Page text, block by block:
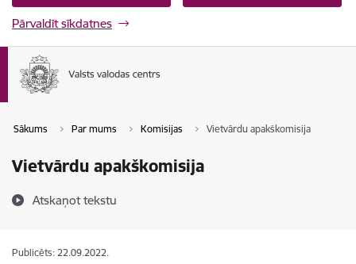
Pārvaldīt sīkdatnes
Sākums Par mums Komisijas Vietvārdu apakškomisija
Vietvārdu apakškomisija
Atskaņot tekstu
Publicēts: 22.09.2022.